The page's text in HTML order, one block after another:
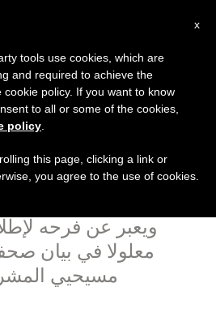
لقاء مسيحيي
الصمت والتعتيم
ويعبر عن فرحه
معلولا في بيان
مسيحيي المشرق 11/03/
x
tools use cookies, which are
and required to achieve the
policy. If you want to know
to all or some of the cookies,
policy
this page, clicking a link or
you agree to the use of cookies.